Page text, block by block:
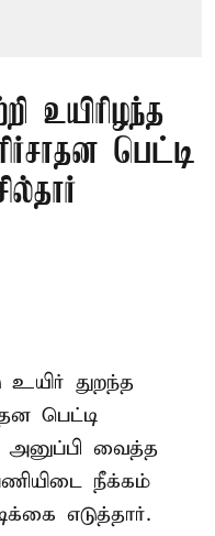
உயிரிழந்த
பெட்டி
உயிர் துறந்த
பெட்டி
வைத்த
நீக்கம்
எடுத்தார்.